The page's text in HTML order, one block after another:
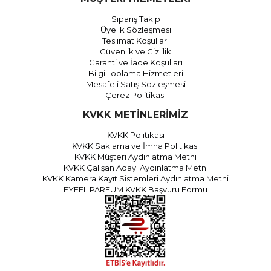
Sipariş Takip
Üyelik Sözleşmesi
Teslimat Koşulları
Güvenlik ve Gizlilik
Garanti ve İade Koşulları
Bilgi Toplama Hizmetleri
Mesafeli Satış Sözleşmesi
Çerez Politikası
KVKK METİNLERİMİZ
KVKK Politikası
KVKK Saklama ve İmha Politikası
KVKK Müşteri Aydınlatma Metni
KVKK Çalışan Adayı Aydınlatma Metni
KVKK Kamera Kayıt Sistemleri Aydınlatma Metni
EYFEL PARFÜM KVKK Başvuru Formu